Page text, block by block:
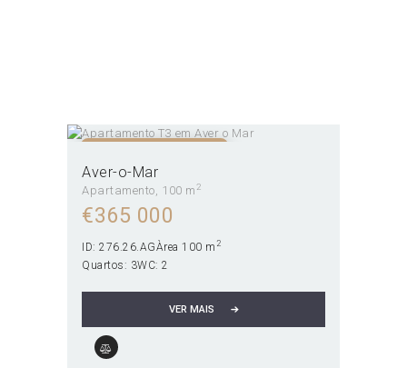
Aver-o-Mar
Apartamento 100 m2
€365 000
ID: 276.26.AGÀrea 100 m 2
Quartos: 3WC: 2
VER MAIS